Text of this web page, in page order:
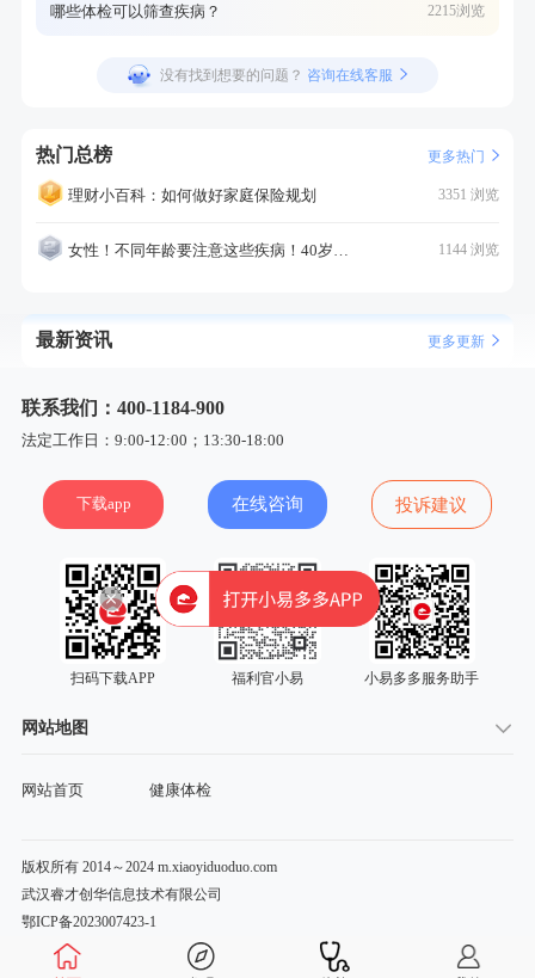
哪些体检可以筛查疾病？ 2215浏览
没有找到想要的问题？ 咨询在线客服
热门总榜 更多热门
理财小百科：如何做好家庭保险规划 3351 浏览
女性！不同年龄要注意这些疾病！40岁的这个疾病最需要注意！ 1144 浏览
最新资讯 更多更新
联系我们：400-1184-900
法定工作日：9:00-12:00；13:30-18:00
下载app 在线咨询 投诉建议
扫码下载APP 福利官小易 小易多多服务助手
网站地图
网站首页 健康体检
版权所有 2014～2024 m.xiaoyiduoduo.com
武汉睿才创华信息技术有限公司
鄂ICP备2023007423-1